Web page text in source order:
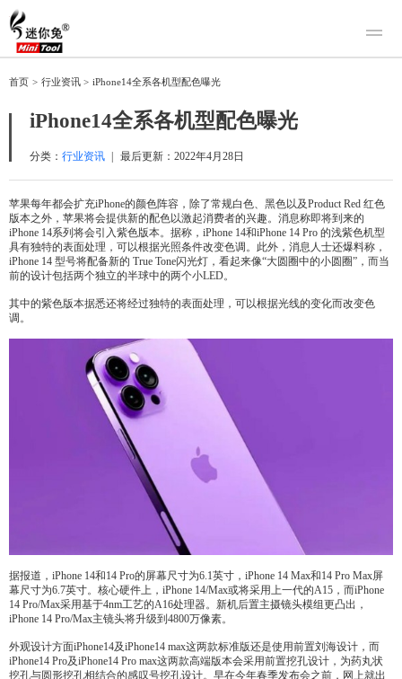
产品
迷你兔分区向导
下载
购买
帮助中心
关于我们
联系我们
首页 > 行业资讯 > iPhone14全系各机型配色曝光
iPhone14全系各机型配色曝光
分类： 行业资讯 最后更新： 2022年4月28日
苹果每年都会扩充iPhone的颜色阵容，除了常规白色、黑色以及Product Red 红色
版本之外，苹果将会提供新的配色以激起消费者的兴趣。消息称即将到来的
iPhone 14系列将会引入紫色版本。据称，iPhone 14和iPhone 14 Pro 的浅紫色机型
具有独特的表面处理，可以根据光照条件改变色调。此外，消息人士还爆料称，
iPhone 14 型号将配备新的 True Tone闪光灯，看起来像“大圆圈中的小圆圈”，而当
前的设计包括两个独立的半球中的两个小LED。
其中的紫色版本据悉还将经过独特的表面处理，可以根据光线的变化而改变色
调。
据报道，iPhone 14和14 Pro的屏幕尺寸为6.1英寸，iPhone 14 Max和14 Pro Max屏
幕尺寸为6.7英寸。核心硬件上，iPhone 14/Max或将采用上一代的A15，而iPhone
14 Pro/Max采用基于4nm工艺的A16处理器。新机后置主摄镜头模组更凸出，
iPhone 14 Pro/Max主镜头将升级到4800万像素。
外观设计方面iPhone14及iPhone14 max这两款标准版还是使用前置刘海设计，而
iPhone14 Pro及iPhone14 Pro max这两款高端版本会采用前置挖孔设计，为药丸状
挖孔与圆形挖孔相结合的感叹号挖孔设计。早在今年春季发布会之前，网上就出